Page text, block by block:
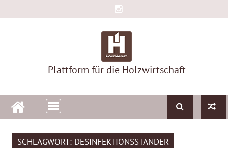
to
Plattform für die Holzwirtschaft
SCHLAGWORT: DESINFEKTIONSSTÄNDER